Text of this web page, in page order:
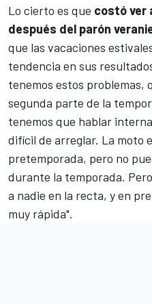
Lo cierto es que costó ver
después del parón
que las vacaciones
tendencia en sus
tenemos estos problemas,
segunda parte de la
tenemos que hablar
difícil de arreglar. La moto
pretemporada, pero no
durante la temporada.
a nadie en la recta, y en
muy rápida".